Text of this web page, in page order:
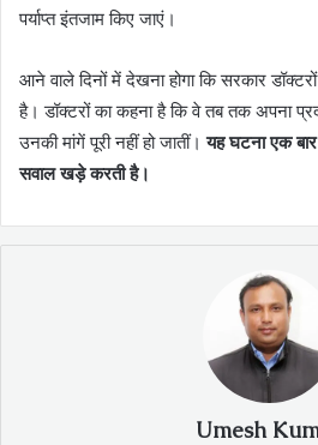
पर्याप्त इंतजाम किए जाएं।
आने वाले दिनों में देखना होगा कि सरकार डॉक्टरों
है। डॉक्टरों का कहना है कि वे तब तक अपना
उनकी मांगें पूरी नहीं हो जातीं।यह घटना एक बार
सवाल खड़े करती है।
Umesh